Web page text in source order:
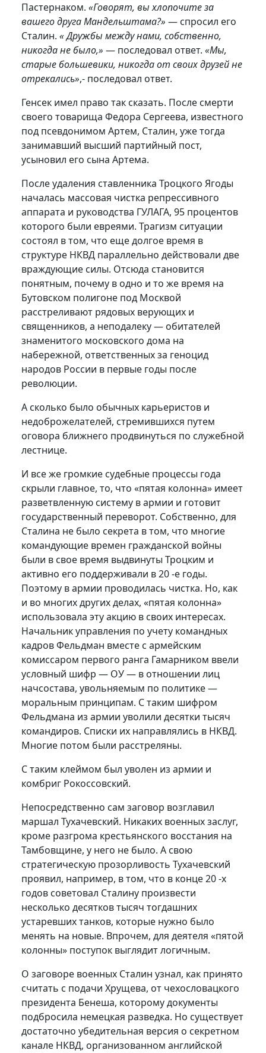
Пастернаком. «Говорят, вы хлопочите за
вашего друга Мандельштама?» — спросил его
Сталин. « Дружбы между нами, собственно,
никогда не было,» — последовал ответ. «Мы,
старые большевики, никогда от своих друзей не
отрекались»,- последовал ответ.
Генсек имел право так сказать. После смерти
своего товарища Федора Сергеева, известного
под псевдонимом Артем, Сталин, уже тогда
занимавший высший партийный пост,
усыновил его сына Артема.
После удаления ставленника Троцкого Ягоды
началась массовая чистка репрессивного
аппарата и руководства ГУЛАГА, 95 процентов
которого были евреями. Трагизм ситуации
состоял в том, что еще долгое время в
структуре НКВД параллельно действовали две
враждующие силы. Отсюда становится
понятным, почему в одно и то же время на
Бутовском полигоне под Москвой
расстреливают рядовых верующих и
священников, а неподалеку — обитателей
знаменитого московского дома на
набережной, ответственных за геноцид
народов России в первые годы после
революции.
А сколько было обычных карьеристов и
недоброжелателей, стремившихся путем
оговора ближнего продвинуться по служебной
лестнице.
И все же громкие судебные процессы года
скрыли главное, то, что «пятая колонна» имеет
разветвленную систему в армии и готовит
государственный переворот. Собственно, для
Сталина не было секрета в том, что многие
командующие времен гражданской войны
были в свое время выдвинуты Троцким и
активно его поддерживали в 20 -е годы.
Поэтому в армии проводилась чистка. Но, как
и во многих других делах, «пятая колонна»
использовала эту акцию в своих интересах.
Начальник управления по учету командных
кадров Фельдман вместе с армейским
комиссаром первого ранга Гамарником ввели
условный шифр — ОУ — в отношении лиц
начсостава, увольняемым по политике —
моральным принципам. С таким шифром
Фельдмана из армии уволили десятки тысяч
командиров. Списки их направлялись в НКВД.
Многие потом были расстреляны.
С таким клеймом был уволен из армии и
комбриг Рокоссовский.
Непосредственно сам заговор возглавил
маршал Тухачевский. Никаких военных заслуг,
кроме разгрома крестьянского восстания на
Тамбовщине, у него не было. А свою
стратегическую прозорливость Тухачевский
проявил, например, в том, что в конце 20 -х
годов советовал Сталину произвести
несколько десятков тысяч тогдашних
устаревших танков, которые нужно было
менять на новые. Впрочем, для деятеля «пятой
колонны» поступок выглядит логичным.
О заговоре военных Сталин узнал, как принято
считать с подачи Хрущева, от чехословацкого
президента Бенеша, которому документы
подбросила немецкая разведка. Но существует
достаточно убедительная версия о секретном
канале НКВД, организованном английской